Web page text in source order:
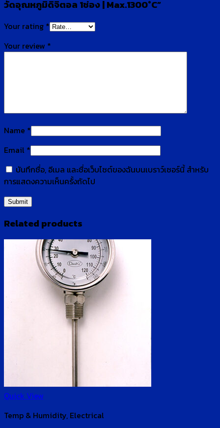
วัดอุณหภูมิดิจิตอล 1ช่อง | Max.1300°C”
Your rating *
Your review *
Name *
Email *
บันทึกชื่อ, อีเมล และชื่อเว็บไซต์ของฉันบนเบราว์เซอร์นี้ สำหรับ
การแสดงความเห็นครั้งถัดไป
Related products
Quick View
Temp & Humidity, Electrical